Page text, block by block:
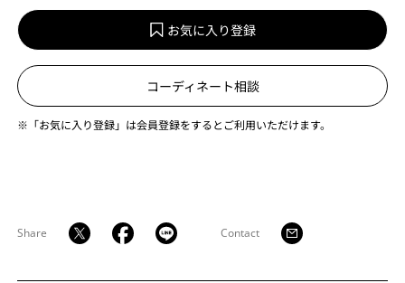
お気に入り登録
コーディネート相談
※「お気に入り登録」は会員登録をするとご利用いただけます。
Share Contact